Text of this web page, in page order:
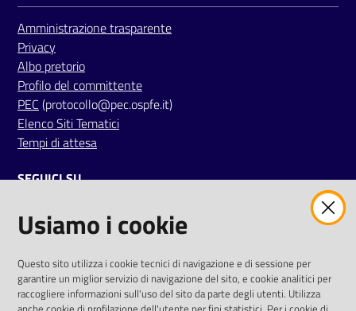
P
a
r
i
t
à
d
i
e
e
r
e
A
Amministrazione trasparente
Privacy
Albo pretorio
Profilo del committente
PEC (protocollo@pec.ospfe.it)
Elenco Siti Tematici
Tempi di attesa
SEGUICI SU
twitterfacebookyoutube
AREA DIPENDENTI
Posta Elettronica Aziendale
Usiamo i cookie
Questo sito utilizza i cookie tecnici di navigazione e di sessione per
garantire un miglior servizio di navigazione del sito, e cookie analitici per
raccogliere informazioni sull'uso del sito da parte degli utenti. Utilizza